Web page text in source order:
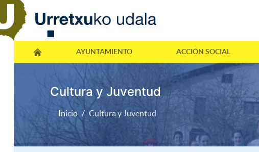
AYUNTAMIENTO ACCIÓN SOCIAL
Cultura y Juventud
Inicio Cultura y Juventud